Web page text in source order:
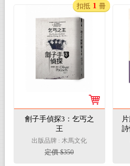
劊子手偵探3：乞丐之
王
出版品牌 : 木馬文化
定價 $350
扣抵 1 冊